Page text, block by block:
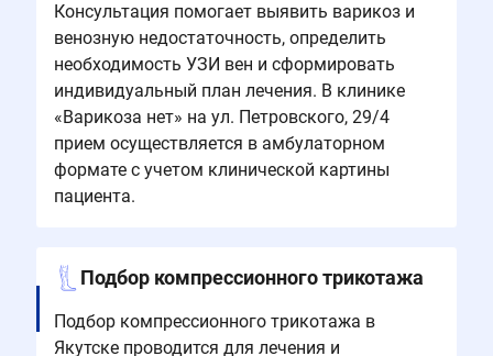
Консультация помогает выявить варикоз и
венозную недостаточность, определить
необходимость УЗИ вен и сформировать
индивидуальный план лечения. В клинике
«Варикоза нет» на ул. Петровского, 29/4
прием осуществляется в амбулаторном
формате с учетом клинической картины
пациента.
Подбор компрессионного трикотажа
Подбор компрессионного трикотажа в
Якутске проводится для лечения и